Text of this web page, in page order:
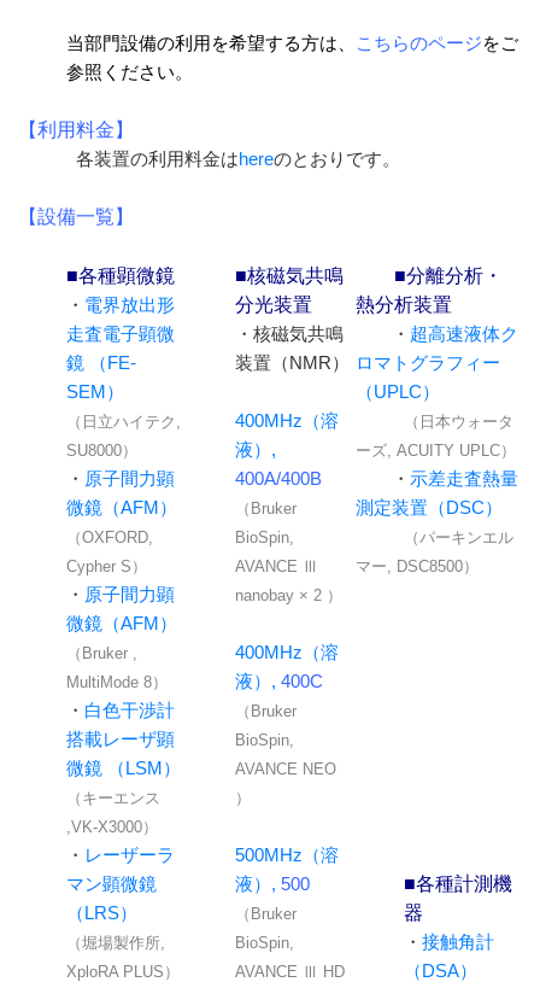
当部門設備の利用を希望する方は、 こちらのページをご
参照ください。
【利用料金】
各装置の利用料金はhereのとおりです。
【設備一覧】
■各種顕微鏡
・ 電界放出形
走査電子顕微
鏡 （FE-
SEM）
（日立ハイテク,
SU8000）
・ 原子間力顕
微鏡（AFM）
（OXFORD,
Cypher S）
・ 原子間力顕
微鏡（AFM）
（Bruker ,
MultiMode 8）
・ 白色干渉計
搭載レーザ顕
微鏡 （LSM）
（キーエンス
,VK-X3000）
・ レーザーラ
マン顕微鏡
（LRS）
（堀場製作所,
XploRA PLUS）
■核磁気共鳴
分光装置
・核磁気共鳴
装置（NMR）
400MHz（溶
液）,
400A/400B
（Bruker
BioSpin,
AVANCE Ⅲ
nanobay × 2 ）
400MHz（溶
液）, 400C
（Bruker
BioSpin,
AVANCE NEO
）
500MHz（溶
液）, 500
（Bruker
BioSpin,
AVANCE Ⅲ HD
■分離分析・
熱分析装置
・ 超高速液体ク
ロマトグラフィー
（UPLC）
（日本ウォータ
ーズ, ACUITY UPLC）
・ 示差走査熱量
測定装置（DSC）
（パーキンエル
マー, DSC8500）
■各種計測機
器
・ 接触角計
（DSA）